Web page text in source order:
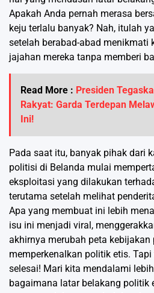
Apakah Anda pernah merasa
keju terlalu banyak? Nah, itulah
setelah berabad-abad menikmati
jajahan mereka tanpa memberi
Read More : Presiden
Rakyat: Garda Terdepan
Ini!
Pada saat itu, banyak pihak dari
politisi di Belanda mulai
eksploitasi yang dilakukan
terutama setelah melihat
Apa yang membuat ini lebih
isu ini menjadi viral,
akhirnya merubah peta kebijakan
memperkenalkan politik etis.
selesai! Mari kita mendalami
bagaimana latar belakang politik